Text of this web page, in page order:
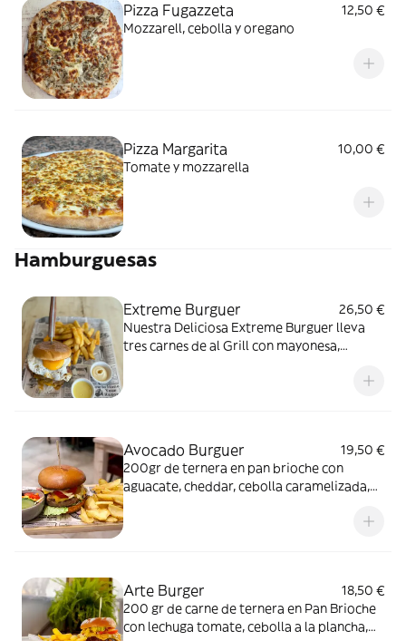
Pizza Fugazzeta
12,50 €
Mozzarell, cebolla y oregano
Pizza Margarita
10,00 €
Tomate y mozzarella
Hamburguesas
Extreme Burguer
26,50 €
Nuestra Deliciosa Extreme Burguer lleva
tres carnes de al Grill con mayonesa,
caramelizada, huevo frito y salsa Joppie!
Avocado Burguer
19,50 €
200gr de ternera en pan brioche con
aguacate, cheddar, cebolla caramelizada,
Arte Burger
18,50 €
200 gr de carne de ternera en Pan Brioche
con lechuga tomate, cebolla a la plancha,